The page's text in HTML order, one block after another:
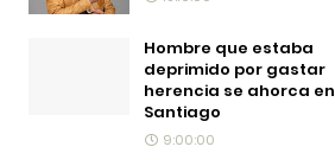
Hombre que estaba
deprimido por gastar
herencia se ahorca en
Santiago
9:00:00